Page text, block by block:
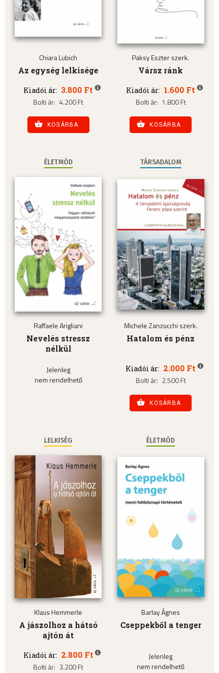
Chiara Lubich
Az egység lelkisége
Kiadói ár: 3.800 Ft
Bolti ár: 4.200 Ft
KOSÁRBA
Paksy Eszter szerk.
Vársz ránk
Kiadói ár: 1.600 Ft
Bolti ár: 1.800 Ft
KOSÁRBA
ÉLETMÓD
Raffaele Arigliani
Nevelés stressz
nélkül
Jelenleg
nem rendelhető
TÁRSADALOM
Michele Zanzucchi szerk.
Hatalom és pénz
Kiadói ár: 2.000 Ft
Bolti ár: 2.500 Ft
KOSÁRBA
LELKISÉG
Klaus Hemmerle
A jászolhoz a hátsó
ajtón át
Kiadói ár: 2.800 Ft
Bolti ár: 3.200 Ft
ÉLETMÓD
Barlay Ágnes
Cseppekből a tenger
Jelenleg
nem rendelhető